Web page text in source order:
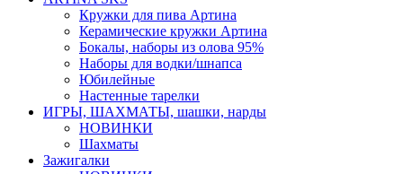
Кружки для пива Артина
Керамические кружки Артина
Бокалы, наборы из олова 95%
Наборы для водки/шнапса
Юбилейные
Настенные тарелки
ИГРЫ, ШАХМАТЫ, шашки, нарды
НОВИНКИ
Шахматы
Зажигалки